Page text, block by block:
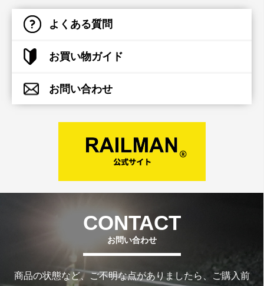
よくある質問
お買い物ガイド
お問い合わせ
お問い合わせ
商品の状態など、ご不明な点がありましたら、ご購入前